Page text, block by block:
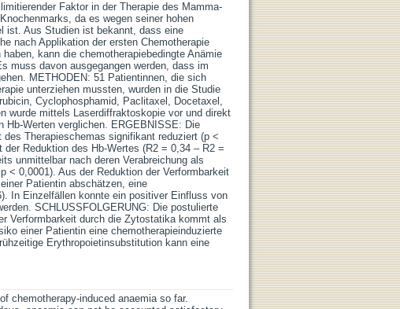
Faktor in der Therapie des Mamma-
da es wegen seiner hohen
ist. Aus Studien ist bekannt, dass eine
nach Applikation der ersten Chemotherapie
kann die chemotherapiebedingte Anämie
muss davon ausgegangen werden, dass im
METHODEN: 51 Patientinnen, die sich
unterziehen mussten, wurden in die Studie
Cyclophosphamid, Paclitaxel, Docetaxel,
wurde mittels Laserdiffraktoskopie vor und direkt
Werten verglichen. ERGEBNISSE: Die
Therapieschemas signifikant reduziert (p <
Reduktion des Hb-Wertes (R2 = 0,34 – R2 =
unmittelbar nach deren Verabreichung als
< 0,0001). Aus der Reduktion der Verformbarkeit
Patientin abschätzen, eine
In Einzelfällen konnte ein positiver Einfluss von
SCHLUSSFOLGERUNG: Die postulierte
Verformbarkeit durch die Zytostatika kommt als
einer Patientin eine chemotherapieinduzierte
Erythropoietinsubstitution kann eine
chemotherapy-induced anaemia so far.